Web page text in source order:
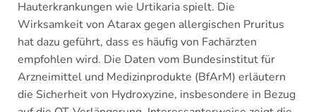
Hauterkrankungen wie Urtikaria spielt. Die
Wirksamkeit von Atarax gegen allergischen Pruritus
hat dazu geführt, dass es häufig von Fachärzten
empfohlen wird. Die Daten vom Bundesinstitut für
Arzneimittel und Medizinprodukte (BfArM) erläutern
die Sicherheit von Hydroxyzine, insbesondere in Bezug